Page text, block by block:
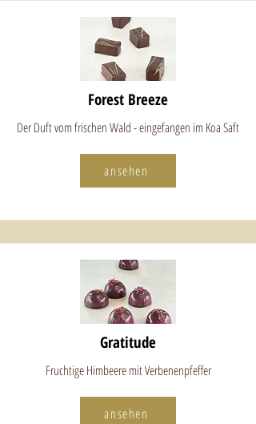
Forest Breeze
Der Duft vom frischen Wald - eingefangen im Koa Saft
ansehen
Gratitude
Fruchtige Himbeere mit Verbenenpfeffer
ansehen